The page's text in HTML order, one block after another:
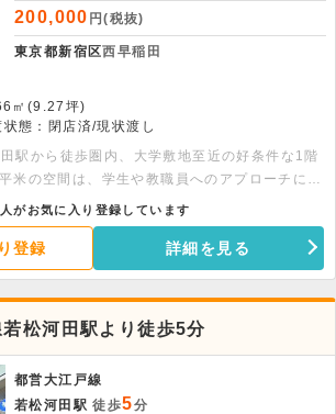
200,000 円(税抜)
東京都新宿区西早稲田
㎡(9.27坪)
状態：閉店済/現状渡し
駅から徒歩圏内、大学敷地至近の好条件な1階
米の空間は、学生や教職員へのアプローチに優
舗や軽飲食も相談可能で、幅広い業態での展開
お気軽にお問い合わせください。
人がお気に入り登録しています
登録 詳細を見る
松河田駅より徒歩5分
都営大江戸線
若松河田駅 徒歩5分